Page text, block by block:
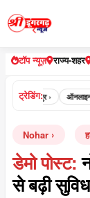
टॉप न्यूज़ राज्य-शहर
ट्रेडिंग:
भरतपुर › ऑनलाइन
Nohar
डेमो पोस्ट:
से बढ़ी